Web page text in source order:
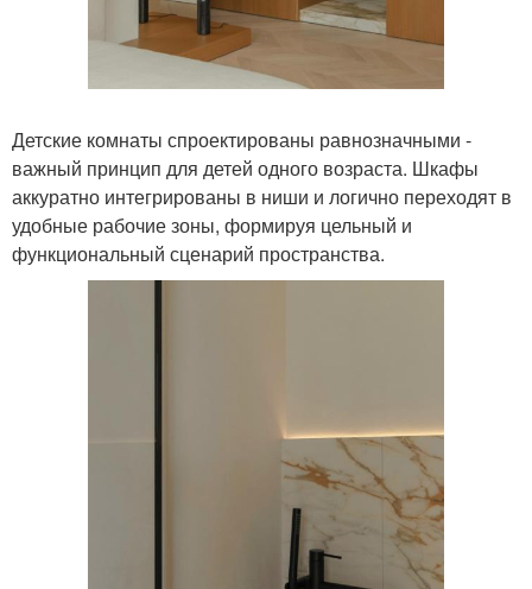
Детские комнаты спроектированы равнозначными -
важный принцип для детей одного возраста. Шкафы
аккуратно интегрированы в ниши и логично переходят в
удобные рабочие зоны, формируя цельный и
функциональный сценарий пространства.